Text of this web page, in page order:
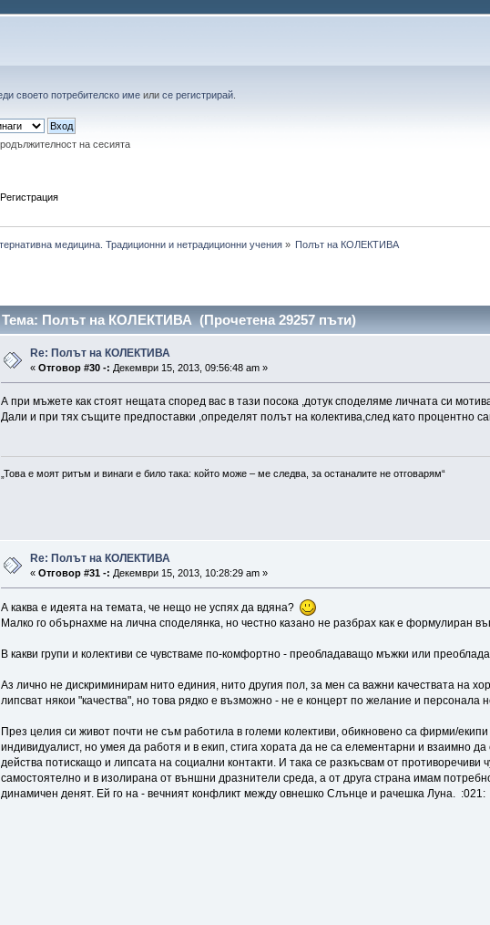
своето потребителско име илисе регистрирай
на сесията
Регистрация
медицина. Традиционни и нетрадиционни учения » Полът на КОЛЕКТИВА
Тема: Полът на КОЛЕКТИВА (Прочетена 29257 пъти)
Re: Полът на КОЛЕКТИВА
«Отговор #30 -: Декември 15, 2013, 09:56:48 am »
А при мъжете как стоят нещата според вас в тази посока ,дотук споделяме личната си
Дали и при тях същите предпоставки ,определят полът на колектива,след като процентно
„Това е моят ритъм и винаги е било така: който може – ме следва, за останалите не отговарям“
Re: Полът на КОЛЕКТИВА
«Отговор #31 -: Декември 15, 2013, 10:28:29 am »
А каква е идеята на темата, че нещо не успях да вдяна?
Малко го обърнахме на лична споделянка, но честно казано не разбрах как е формулиран
В какви групи и колективи се чувстваме по-комфортно - преобладаващо мъжки или
Аз лично не дискриминирам нито единия, нито другия пол, за мен са важни качествата на
липсват някои "качества", но това рядко е възможно - не е концерт по желание и персонала
През целия си живот почти не съм работила в големи колективи, обикновено са фирми/
индивидуалист, но умея да работя и в екип, стига хората да не са елементарни и взаимно
действа потискащо и липсата на социални контакти. И така се разкъсвам от
самостоятелно и в изолирана от външни дразнители среда, а от друга страна имам
динамичен денят. Ей го на - вечният конфликт между овнешко Слънце и рачешка Луна. :021: